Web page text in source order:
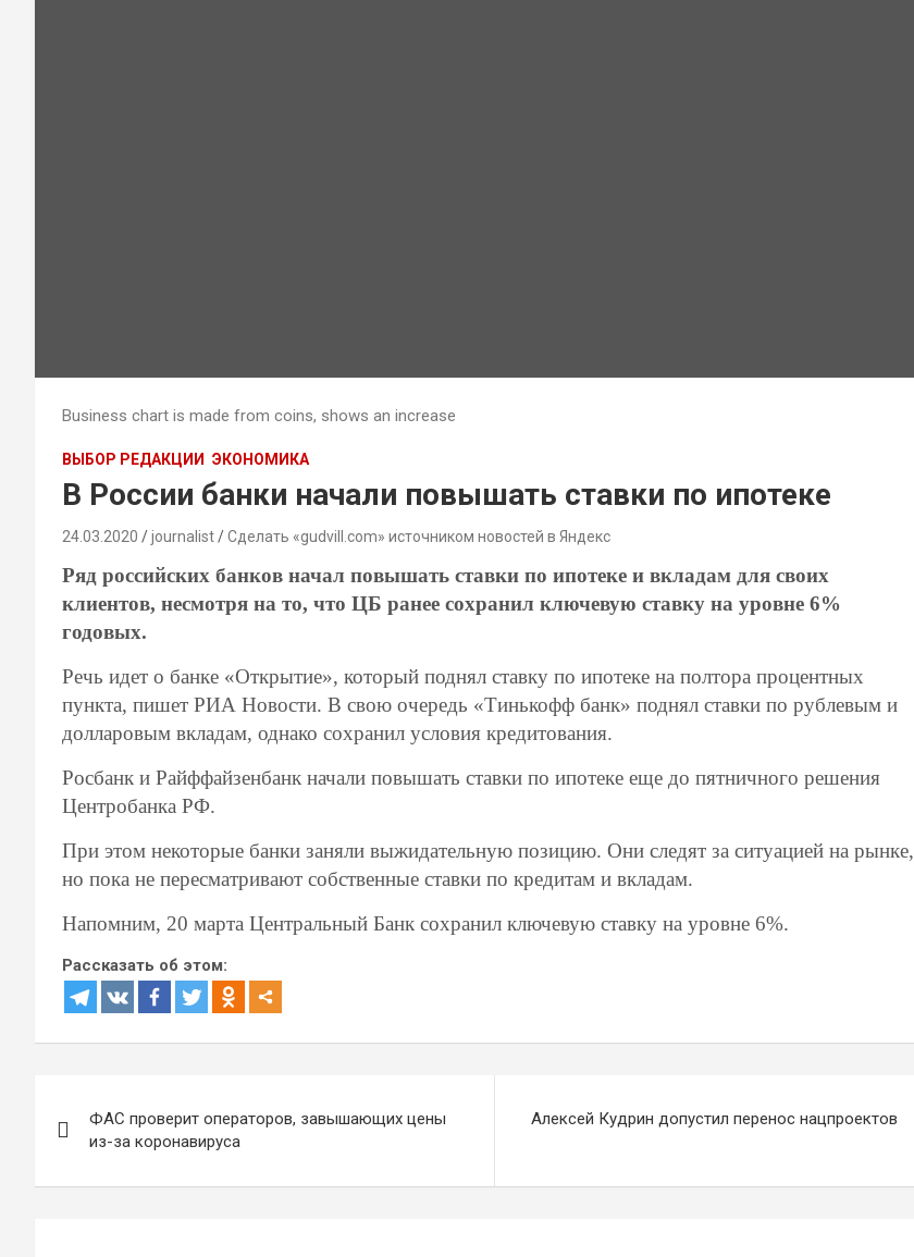
Business chart is made from coins, shows an increase
ВЫБОР РЕДАКЦИИ ЭКОНОМИКА
В России банки начали повышать ставки по ипотеке
24.03.2020 journalist Сделать «gudvill.com» источником новостей в Яндекс
Ряд российских банков начал повышать ставки по ипотеке и вкладам для своих
клиентов, несмотря на то, что ЦБ ранее сохранил ключевую ставку на уровне 6%
годовых.
Речь идет о банке «Открытие», который поднял ставку по ипотеке на полтора процентных
пункта, пишет РИА Новости. В свою очередь «Тинькофф банк» поднял ставки по рублевым и
долларовым вкладам, однако сохранил условия кредитования.
Росбанк и Райффайзенбанк начали повышать ставки по ипотеке еще до пятничного решения
Центробанка РФ.
При этом некоторые банки заняли выжидательную позицию. Они следят за ситуацией на рынке,
но пока не пересматривают собственные ставки по кредитам и вкладам.
Напомним, 20 марта Центральный Банк сохранил ключевую ставку на уровне 6%.
Рассказать об этом:
по
записям
ФАС проверит операторов, завышающих цены
из-за коронавируса
Алексей Кудрин допустил перенос нацпроектов